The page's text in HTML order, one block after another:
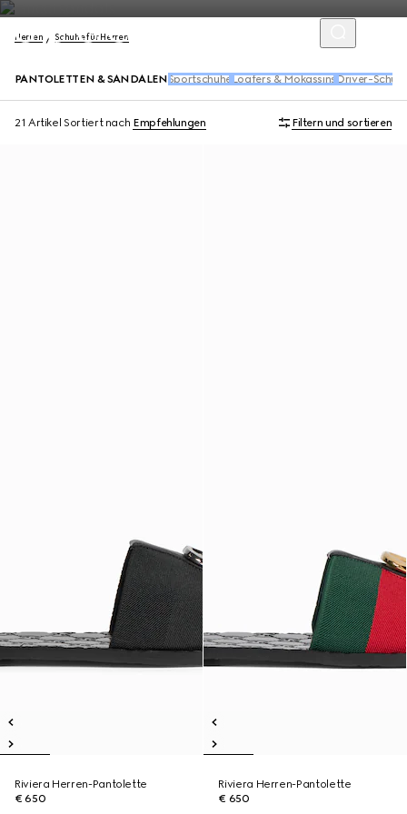
Herren Schuhe für Herren
PANTOLETTEN & SANDALEN Sportschuhe Loafers & Mokassins Driver-
21 Artikel Sortiert nach Empfehlungen Filtern und sortieren
Riviera Herren-Pantolette
€ 650
Riviera Herren-Pantolette
€ 650